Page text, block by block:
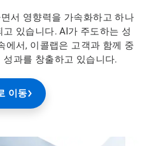
서 영향력을 가속화하고 하나
있습니다. AI가 주도하는 성
에서, 이콜랩은 고객과 함께 중
과를 창출하고 있습니다.
이동